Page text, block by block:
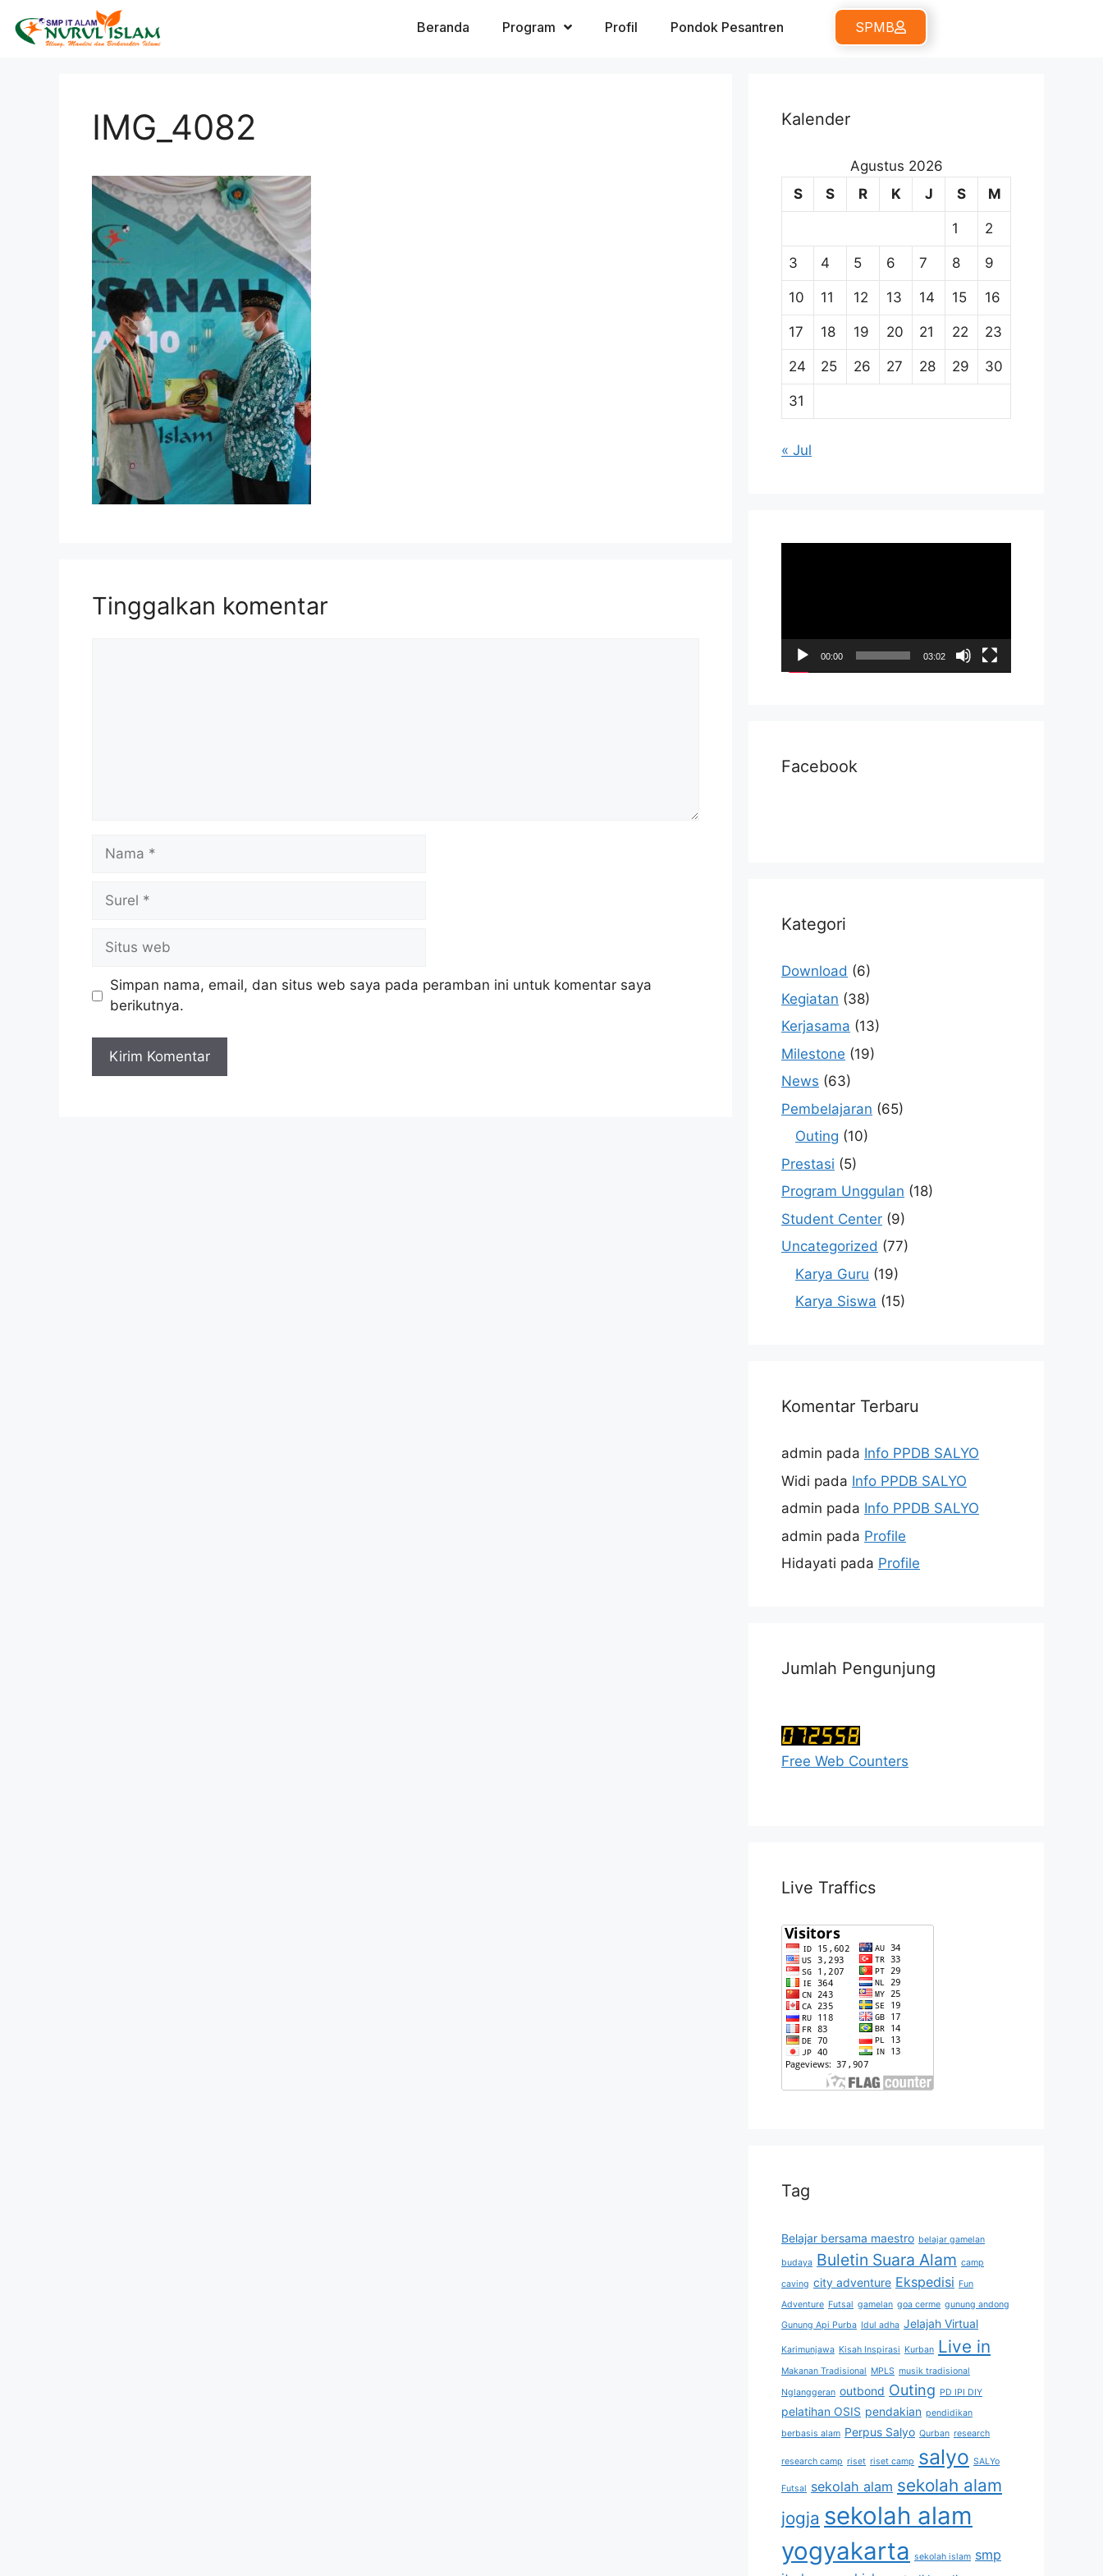
Beranda Program Profil Pondok Pesantren SPMB
IMG_4082
Tinggalkan komentar
Simpan nama, email, dan situs web saya pada peramban ini untuk komentar saya
berikutnya.
Kalender
Agustus 2026
S
S R K J S M
1 2
3 4 5 6 7 8 9
10 11 12 13 14 15 16
17 18 19 20 21 22 23
24 25 26 27 28 29 30
31
« Jul
00:00 03:02
Facebook
Kategori
Download (6)
Kegiatan (38)
Kerjasama (13)
Milestone (19)
News (63)
Pembelajaran (65)
Outing (10)
Prestasi (5)
Program Unggulan (18)
Student Center (9)
Uncategorized (77)
Karya Guru (19)
Karya Siswa (15)
Komentar Terbaru
admin pada Info PPDB SALYO
Widi pada Info PPDB SALYO
admin pada Info PPDB SALYO
admin pada Profile
Hidayati pada Profile
Jumlah Pengunjung
Free Web Counters
Live Traffics
Tag
Belajar bersama maestro belajar gamelan
budaya Buletin Suara Alam camp
caving city adventure Ekspedisi Fun
Adventure Futsal gamelan goa cerme gunung andong
Gunung Api Purba Idul adha Jelajah Virtual
Karimunjawa Kisah Inspirasi Kurban Live in
Makanan Tradisional MPLS musik tradisional
Nglanggeran outbond Outing PD IPI DIY
pelatihan OSIS pendakian pendidikan
berbasis alam Perpus Salyo Qurban research
research camp riset riset camp salyo SALYo
Futsal sekolah alam sekolah alam
jogja sekolah alam
yogyakarta sekolah islam smp